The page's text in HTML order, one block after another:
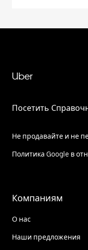
Uber
Посетить
Не продавайте и не
Политика Google в
Компаниям
О нас
Наши предложения